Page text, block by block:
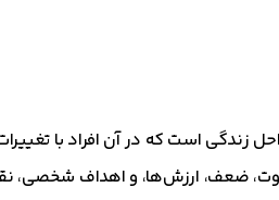
مهم‌ترین مراحل زندگی است که در آن افراد
قوت، ضعف، ارزش‌ها، و اهداف